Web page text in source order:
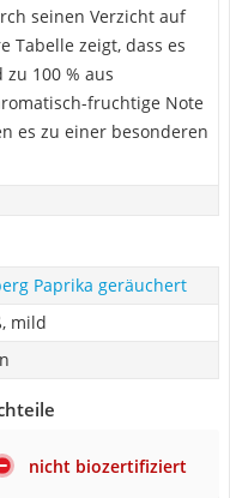
seinen Verzicht auf
Tabelle zeigt, dass es
100 % aus
fruchtige Note
es zu einer besonderen
Paprika geräuchert
mild
nicht biozertifiziert